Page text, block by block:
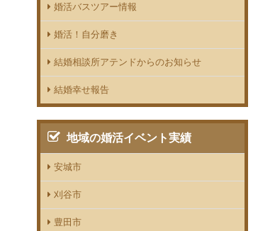
婚活バスツアー情報
婚活！自分磨き
結婚相談所アテンドからのお知らせ
結婚幸せ報告
地域の婚活イベント実績
安城市
刈谷市
豊田市